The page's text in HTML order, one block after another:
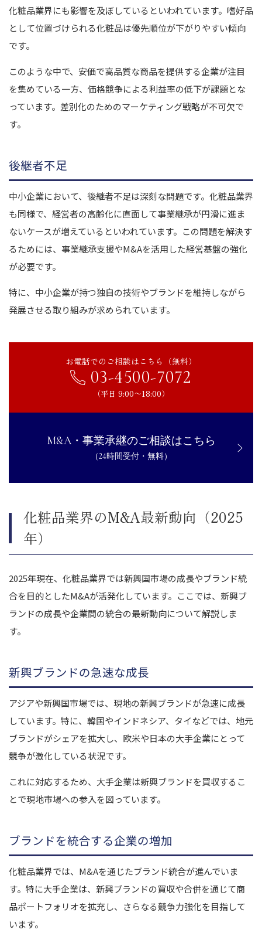
化粧品業界にも影響を及ぼしているといわれています。嗜好品
として位置づけられる化粧品は優先順位が下がりやすい傾向
です。
このような中で、安価で高品質な商品を提供する企業が注目
を集めている一方、価格競争による利益率の低下が課題とな
っています。差別化のためのマーケティング戦略が不可欠で
す。
後継者不足
中小企業において、後継者不足は深刻な問題です。化粧品業界
も同様で、経営者の高齢化に直面して事業継承が円滑に進ま
ないケースが増えているといわれています。この問題を解決す
るためには、事業継承支援やM&Aを活用した経営基盤の強化
が必要です。
特に、中小企業が持つ独自の技術やブランドを維持しながら
発展させる取り組みが求められています。
お電話でのご相談はこちら（無料）
03-4500-7072
（平日 9:00〜18:00）
M&A・事業承継のご相談はこちら
（24時間受付・無料）
化粧品業界のM&A最新動向（2025
年）
2025年現在、化粧品業界では新興国市場の成長やブランド統
合を目的としたM&Aが活発化しています。ここでは、新興ブ
ランドの成長や企業間の統合の最新動向について解説しま
す。
新興ブランドの急速な成長
アジアや新興国市場では、現地の新興ブランドが急速に成長
しています。特に、韓国やインドネシア、タイなどでは、地元
ブランドがシェアを拡大し、欧米や日本の大手企業にとって
競争が激化している状況です。
これに対応するため、大手企業は新興ブランドを買収するこ
とで現地市場への参入を図っています。
ブランドを統合する企業の増加
化粧品業界では、M&Aを通じたブランド統合が進んでいま
す。特に大手企業は、新興ブランドの買収や合併を通じて商
品ポートフォリオを拡充し、さらなる競争力強化を目指して
います。